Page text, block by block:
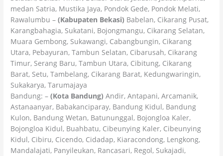
medan Satria, Mustika Jaya, Pondok Gede, Pondok Melati,
Rawalumbu –(Kabupaten Bekasi) Babelan, Cikarang Pusat,
Karangbahagia, Sukatani, Bojongmangu, Cikarang Selatan,
Muara Gembong, Sukawangi, Cabangbungin, Cikarang
Utara, Pebayuran, Tambun Selatan, Cibarusah, Cikarang
Timur, Serang Baru, Tambun Utara, Cibitung, Cikarang
Barat, Setu, Tambelang, Cikarang Barat, Kedungwaringin,
Sukakarya, Tarumajaya
Bandung: –(Kota Bandung) Andir, Antapani, Arcamanik,
Astanaanyar, Babakanciparay, Bandung Kidul, Bandung
Kulon, Bandung Wetan, Batununggal, Bojongloa Kaler,
Bojongloa Kidul, Buahbatu, Cibeunying Kaler, Cibeunying
Kidul, Cibiru, Cicendo, Cidadap, Kiaracondong, Lengkong,
Mandalajati, Panyileukan, Rancasari, Regol, Sukajadi,